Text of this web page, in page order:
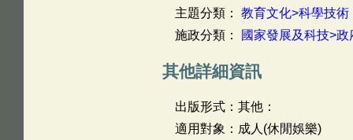
主題分類： 教育文化>科學技術
施政分類：
國家發展及科技>
其他詳細資訊
出版形式：其他：
適用對象：成人(休閒娛樂)